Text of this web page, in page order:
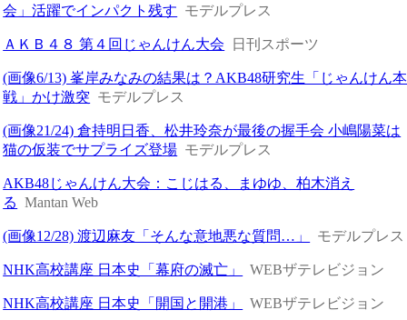
会」活躍でインパクト残す モデルプレス
ＡＫＢ４８ 第４回じゃんけん大会 日刊スポーツ
(画像6/13) 峯岸みなみの結果は？AKB48研究生「じゃんけん本
戦」かけ激突 モデルプレス
(画像21/24) 倉持明日香、松井玲奈が最後の握手会 小嶋陽菜は
猫の仮装でサプライズ登場 モデルプレス
AKB48じゃんけん大会：こじはる、まゆゆ、柏木消え
る Mantan Web
(画像12/28) 渡辺麻友「そんな意地悪な質問…」 モデルプレス
NHK高校講座 日本史「幕府の滅亡」 WEBザテレビジョン
NHK高校講座 日本史「開国と開港」 WEBザテレビジョン